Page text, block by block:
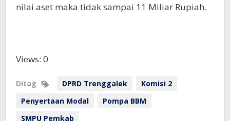
nilai aset maka tidak sampai 11 Miliar Rupiah.
Views: 0
Ditag DPRD Trenggalek
Komisi 2
Penyertaan Modal
Pompa BBM
SMPU Pemkab